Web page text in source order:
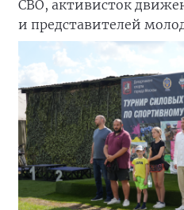
СВО, активисток
и представителей